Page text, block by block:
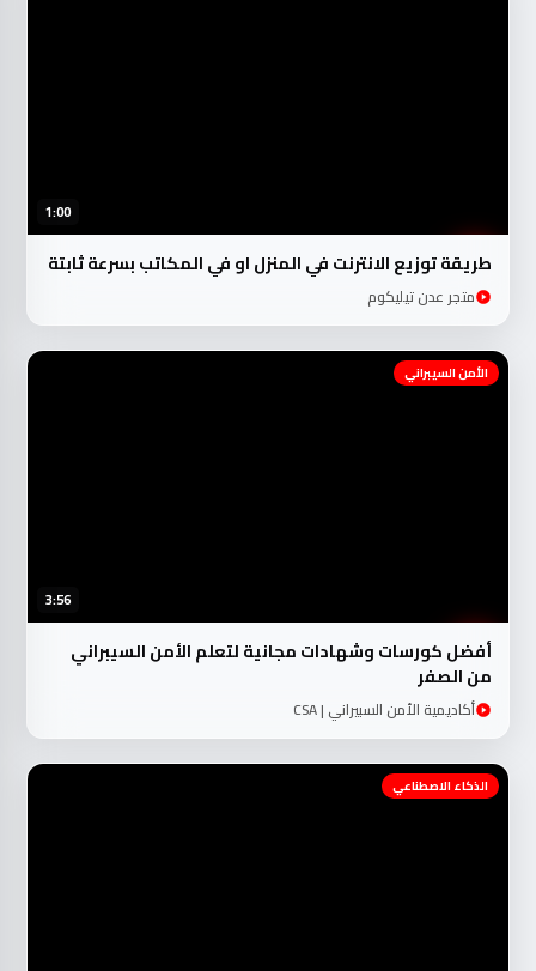
1:00
طريقة توزيع الانترنت في المنزل او في المكاتب بسرعة ثابتة
متجر عدن تيليكوم
3:56
الأمن السيبراني
أفضل كورسات وشهادات مجانية لتعلم الأمن السيبراني
من الصفر
أكاديمية الأمن السبيراني | CSA
الذكاء الاصطناعي